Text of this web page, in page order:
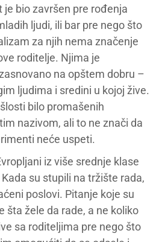
je bio završen pre rođenja
ljudi, ili bar pre nego što
za njih nema značenje
roditelje. Njima je
na opštem dobru –
ljudima i sredini u kojoj žive.
bilo promašenih
nazivom, ali to ne znači da
neće uspeti.
iz više srednje klase
su stupili na tržište rada,
poslovi. Pitanje koje su
šta žele da rade, a ne koliko
sa roditeljima pre nego što